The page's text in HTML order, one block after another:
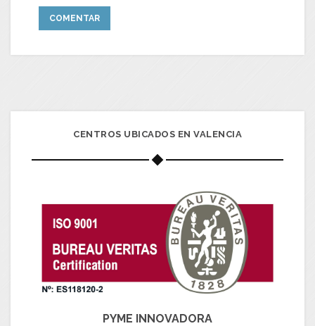
CENTROS UBICADOS EN VALENCIA
PYME INNOVADORA